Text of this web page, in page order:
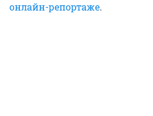
онлайн-репортаже.